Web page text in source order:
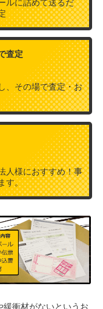
ルに詰めて送るだ
査定
、その場で査定・お
人様におすすめ！事
す。
衝材がないというお